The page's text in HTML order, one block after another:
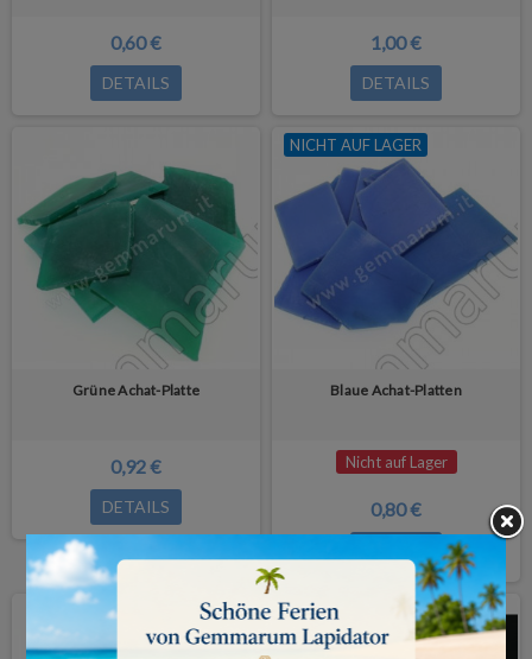
0,60 €
DETAILS
1,00 €
DETAILS
Grüne Achat-Platte
0,92 €
DETAILS
NICHT AUF LAGER
Blaue Achat-Platten
Nicht auf Lager
0,80 €